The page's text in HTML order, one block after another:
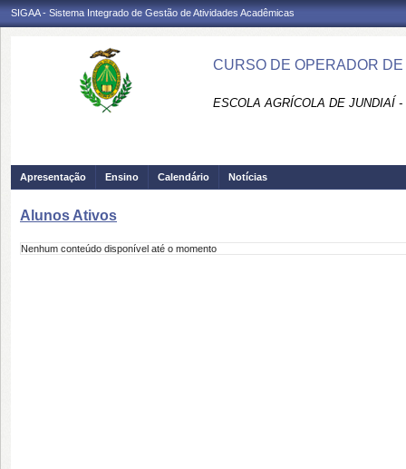
SIGAA - Sistema Integrado de Gestão de Atividades Acadêmicas
CURSO DE OPERADOR
ESCOLA AGRÍCOLA DE JUNDIAÍ -
Apresentação Ensino Calendário Notícias
Alunos Ativos
Nenhum conteúdo disponível até o momento